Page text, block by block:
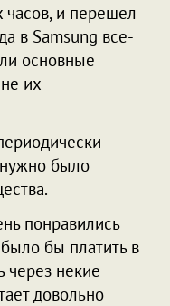
часов, и перешел
в Samsung все-
основные
их
нужно было
понравились
бы платить в
через некие
довольно